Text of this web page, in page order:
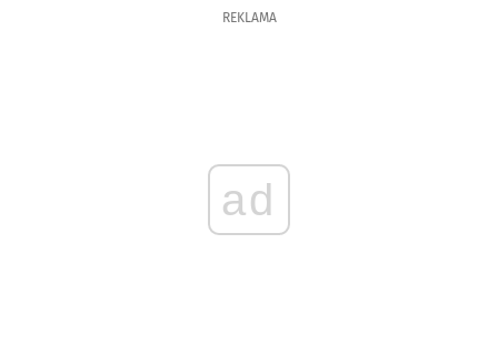
REKLAMA
ad